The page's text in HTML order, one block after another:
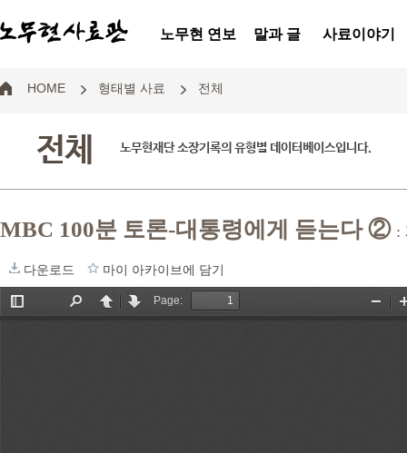
노무현 연보 말과 글 사료이야기
HOME 형태별 사료 전체
전체 노무현재단 소장기록의 유형별 데이터베이스입니다.
MBC 100분 토론-대통령에게 듣는다 ② :
다운로드 마이 아카이브에 담기